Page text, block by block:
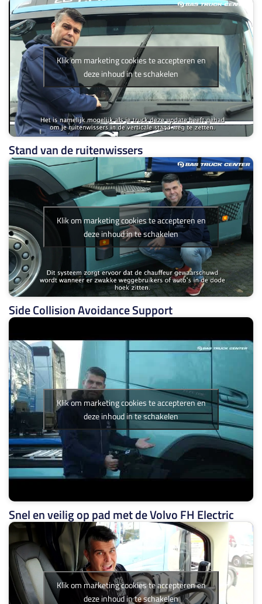
Klik om marketing cookies te accepteren en
deze inhoud in te schakelen
Stand van de ruitenwissers
Klik om marketing cookies te accepteren en
deze inhoud in te schakelen
Side Collision Avoidance Support
Klik om marketing cookies te accepteren en
deze inhoud in te schakelen
Snel en veilig op pad met de Volvo FH Electric
Klik om marketing cookies te accepteren en
deze inhoud in te schakelen